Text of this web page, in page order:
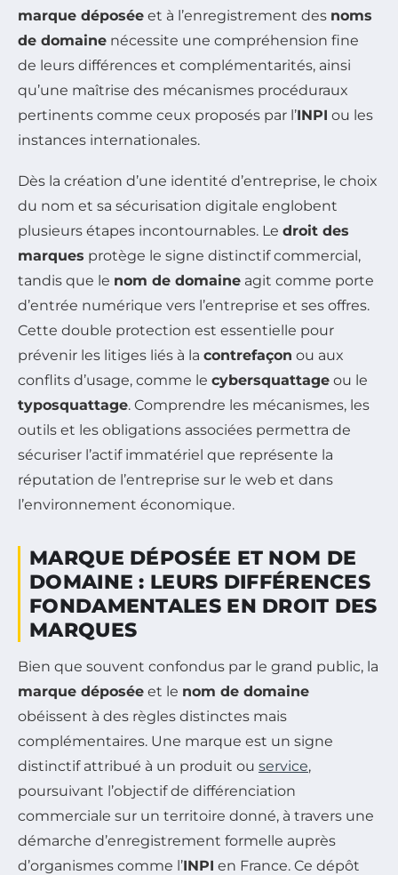
marque déposée et à l’enregistrement des noms
de domaine nécessite une compréhension fine
de leurs différences et complémentarités, ainsi
qu’une maîtrise des mécanismes procéduraux
pertinents comme ceux proposés par l’INPI ou les
instances internationales.
Dès la création d’une identité d’entreprise, le choix
du nom et sa sécurisation digitale englobent
plusieurs étapes incontournables. Le droit des
marques protège le signe distinctif commercial,
tandis que le nom de domaine agit comme porte
d’entrée numérique vers l’entreprise et ses offres.
Cette double protection est essentielle pour
prévenir les litiges liés à la contrefaçon ou aux
conflits d’usage, comme le cybersquattage ou le
typosquattage. Comprendre les mécanismes, les
outils et les obligations associées permettra de
sécuriser l’actif immatériel que représente la
réputation de l’entreprise sur le web et dans
l’environnement économique.
MARQUE DÉPOSÉE ET NOM DE
DOMAINE : LEURS DIFFÉRENCES
FONDAMENTALES EN DROIT DES
MARQUES
Bien que souvent confondus par le grand public, la
marque déposée et le nom de domaine
obéissent à des règles distinctes mais
complémentaires. Une marque est un signe
distinctif attribué à un produit ou service,
poursuivant l’objectif de différenciation
commerciale sur un territoire donné, à travers une
démarche d’enregistrement formelle auprès
d’organismes comme l’INPI en France. Ce dépôt